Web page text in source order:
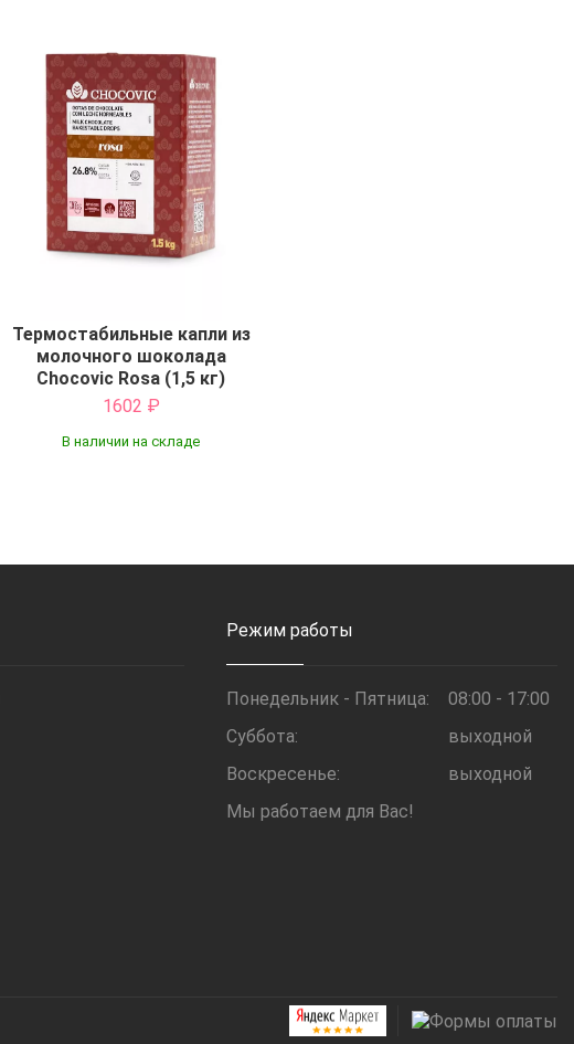
Термостабильные капли из
молочного шоколада
Chocovic Rosa (1,5 кг)
1602 ₽
В наличии на складе
Режим работы
Понедельник - Пятница:
08:00 - 17:00
Суббота:
выходной
Воскресенье:
выходной
Мы работаем для Вас!